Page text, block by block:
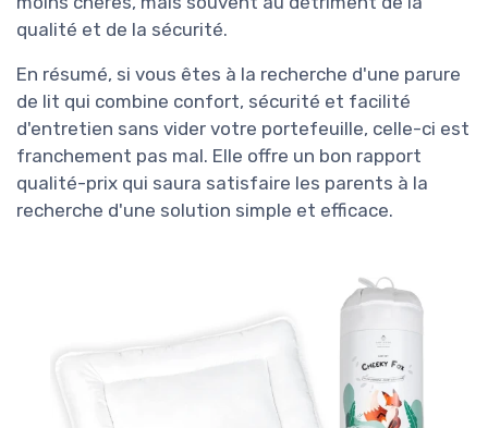
qualité et de la sécurité.
En résumé, si vous êtes à la recherche d'une parure
de lit qui combine confort, sécurité et facilité
d'entretien sans vider votre portefeuille, celle-ci est
franchement pas mal. Elle offre un bon rapport
qualité-prix qui saura satisfaire les parents à la
recherche d'une solution simple et efficace.